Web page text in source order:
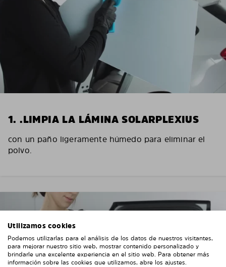
1. .LIMPIA LA LÁMINA SOLARPLEXIUS
con un paño ligeramente húmedo para eliminar el
polvo.
Utilizamos cookies
Podemos utilizarlas para el análisis de los datos de nuestros visitantes,
para mejorar nuestro sitio web, mostrar contenido personalizado y
brindarle una excelente experiencia en el sitio web. Para obtener más
información sobre las cookies que utilizamos, abre los ajustes.